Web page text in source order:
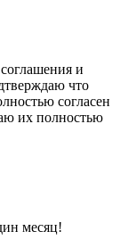
и
что
согласен
их полностью
месяц!